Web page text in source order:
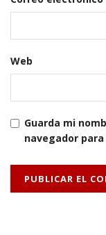
Web
Guarda mi
navegador